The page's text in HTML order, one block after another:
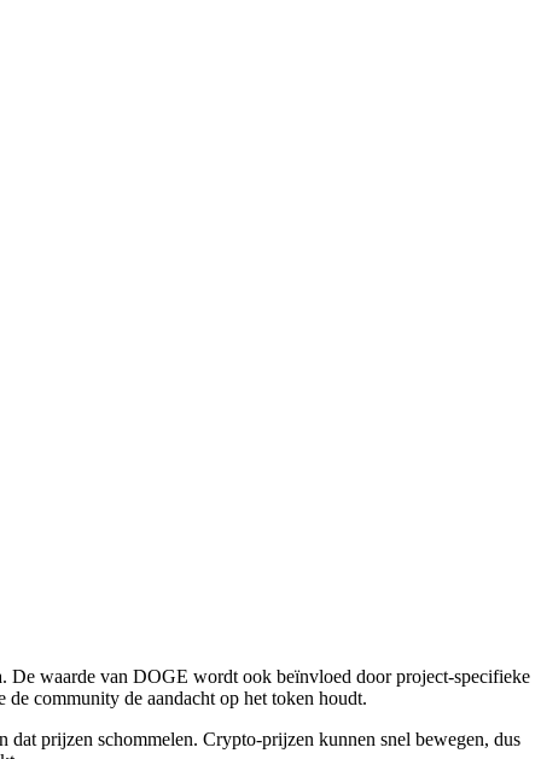
De waarde van DOGE wordt ook beïnvloed door project-specifieke
community de aandacht op het token houdt.
prijzen schommelen. Crypto-prijzen kunnen snel bewegen, dus